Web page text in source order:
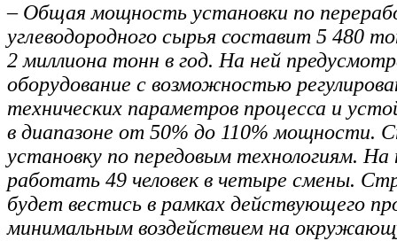
– Общая мощность установки по
углеводородного сырья составит 5 480
2 миллиона тонн в год. На ней
оборудование с возможностью
технических параметров процесса и
в диапазоне от 50% до 110% мощности.
установку по передовым технологиям. На
работать 49 человек в четыре смены.
будет вестись в рамках действующего
минимальным воздействием на